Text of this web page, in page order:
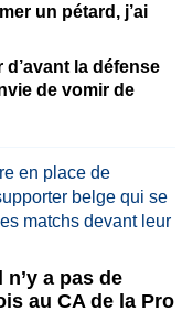
un pétard, j’ai
d’avant la défense
de vomir de
a pas de
au CA de la Pro